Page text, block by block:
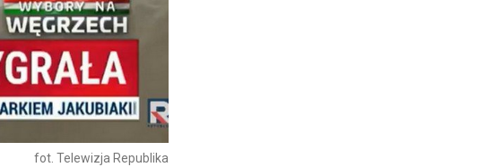
fot. Telewizja Republika